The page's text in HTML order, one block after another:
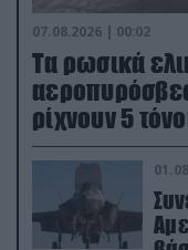
07.08.2026 | 00:02
Τα ρωσικά
ρίχνουν 5